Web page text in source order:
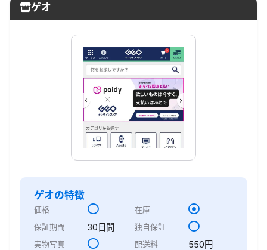
ゲオ
ゲオの特徴
価格
在庫
保証期間
30日間
独自保証
実物写真
配送料 550円